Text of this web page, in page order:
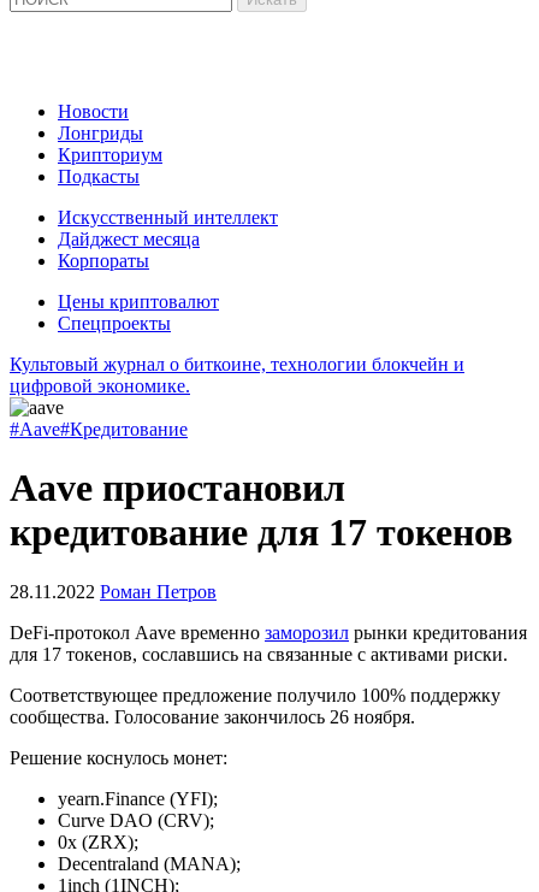
Новости
Лонгриды
Крипториум
Подкасты
Искусственный интеллект
Дайджест месяца
Корпораты
Цены криптовалют
Спецпроекты
Культовый журнал о биткоине, технологии блокчейн и
цифровой экономике.
#Aave#Кредитование
Aave приостановил
кредитование для 17 токенов
28.11.2022 Роман Петров
DeFi-протокол Aave временно заморозил рынки кредитования
для 17 токенов, сославшись на связанные с активами риски.
Соответствующее предложение получило 100% поддержку
сообщества. Голосование закончилось 26 ноября.
Решение коснулось монет:
yearn.Finance (YFI);
Curve DAO (CRV);
0x (ZRX);
Decentraland (MANA);
1inch (1INCH);